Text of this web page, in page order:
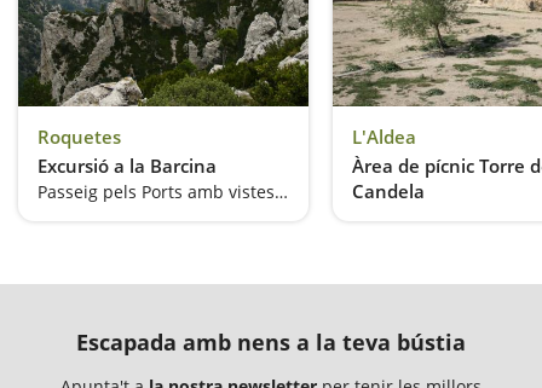
Roquetes
Excursió a la Barcina
Passeig pels Ports amb vistes de pel·lícula
L'Aldea
Àrea de pícnic Torre
Candela
Escapada amb nens a la teva bústia